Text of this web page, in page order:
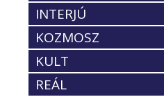
INTERJÚ
KOZMOSZ
KULT
REÁL